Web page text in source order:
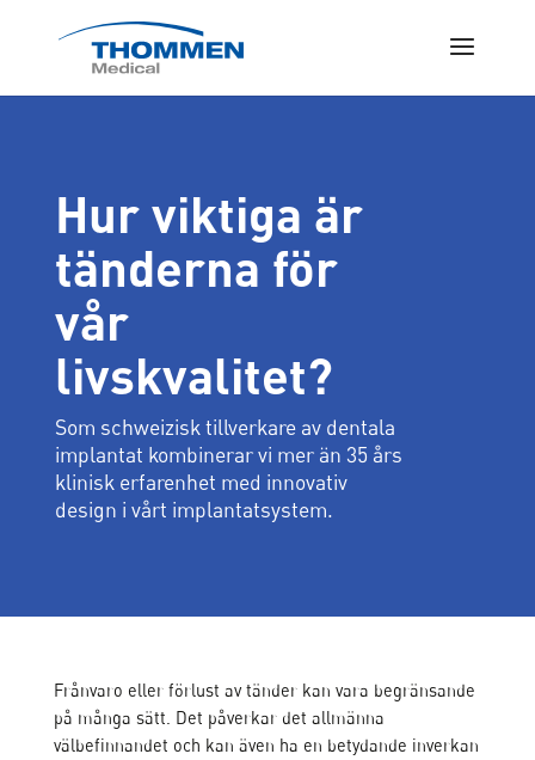
Hur viktiga är
tänderna för
vår
livskvalitet?
Som schweizisk tillverkare av dentala
implantat kombinerar vi mer än 35 års
klinisk erfarenhet med innovativ
design i vårt implantatsystem.
Frånvaro eller förlust av tänder kan vara begränsande
på många sätt. Det påverkar det allmänna
välbefinnandet och kan även ha en betydande inverkan